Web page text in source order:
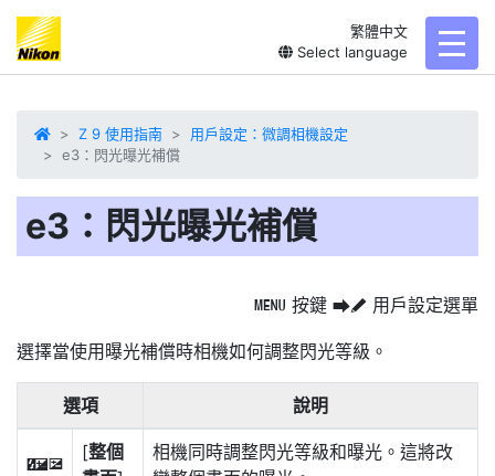
繁體中文
Select language
Z 9 使用指南
用戶設定：微調相機設定
e3：閃光曝光補償
e3：閃光曝光補償
G 按鍵 UA 用戶設定選單
選擇當使用 曝光補償時相機如何調整閃光等級。
選項 說明
YE
[整個
相機同時調整閃光等級和曝光。這將改